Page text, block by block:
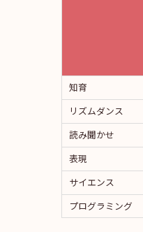
知育
リズムダンス
読み聞かせ
表現
サイエンス
プログラミング